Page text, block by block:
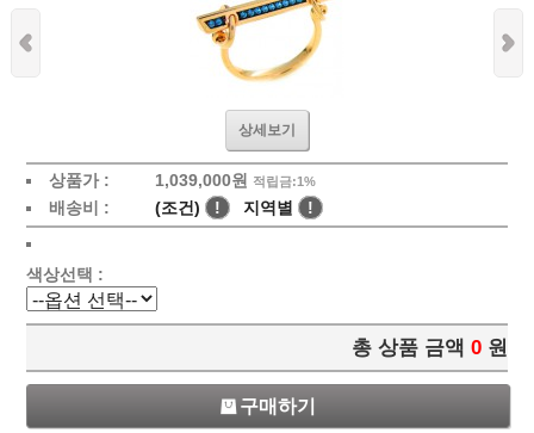
상세보기
상품가 : 1,039,000원 적립금:1%
배송비 : (조건) ! 지역별 !
색상선택 :
총 상품 금액 0 원
구매하기